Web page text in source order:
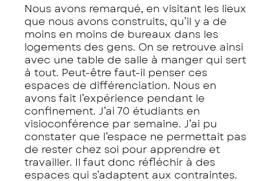
Nous avons remarqué, en visitant les lieux
que nous avons construits, qu’il y a de
moins en moins de bureaux dans les
logements des gens. On se retrouve ainsi
avec une table de salle à manger qui sert
à tout. Peut-être faut-il penser ces
espaces de différenciation. Nous en
avons fait l’expérience pendant le
confinement. J’ai 70 étudiants en
visioconférence par semaine. J’ai pu
constater que l’espace ne permettait pas
de rester chez soi pour apprendre et
travailler. Il faut donc réfléchir à des
espaces qui s’adaptent aux contraintes.